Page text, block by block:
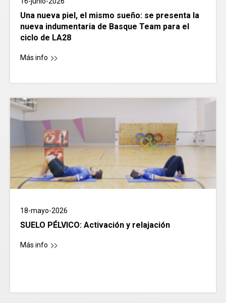
Una nueva piel, el mismo sueño: se presenta la
nueva indumentaria de Basque Team para el
ciclo de LA28
Más info
18-mayo-2026
SUELO PÉLVICO: Activación y relajación
Más info